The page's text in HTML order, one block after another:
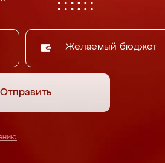
Желаемый бюджет
Отправить